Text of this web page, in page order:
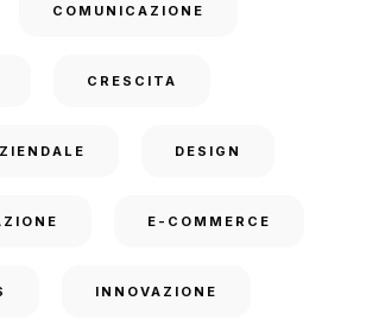
COMUNICAZIONE
CRESCITA
DESIGN
E-COMMERCE
INNOVAZIONE